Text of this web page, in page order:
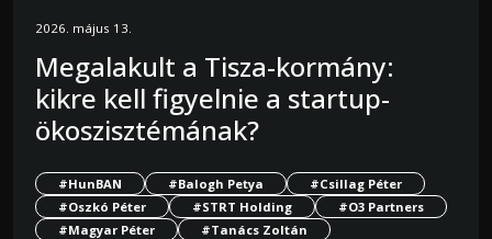
2026. május 13.
Megalakult a Tisza-kormány:
kikre kell figyelnie a startup-
ökoszisztémának?
#HunBAN #Balogh Petya
#Csillag Péter
#Oszkó Péter
#STRT Holding
#O3 Partners
#Magyar Péter
#Tanács Zoltán